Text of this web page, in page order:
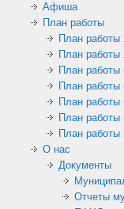
Афиша
План работы
План работы
План работы
План работы
План работы
План работы
План работы
План работы
О нас
Документы
Отчеты